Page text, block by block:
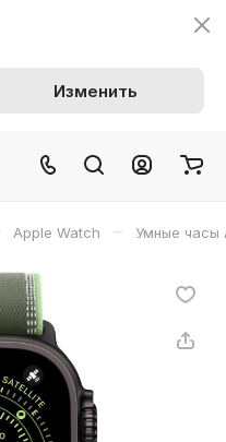
Изменить
Apple Watch – Умные часы